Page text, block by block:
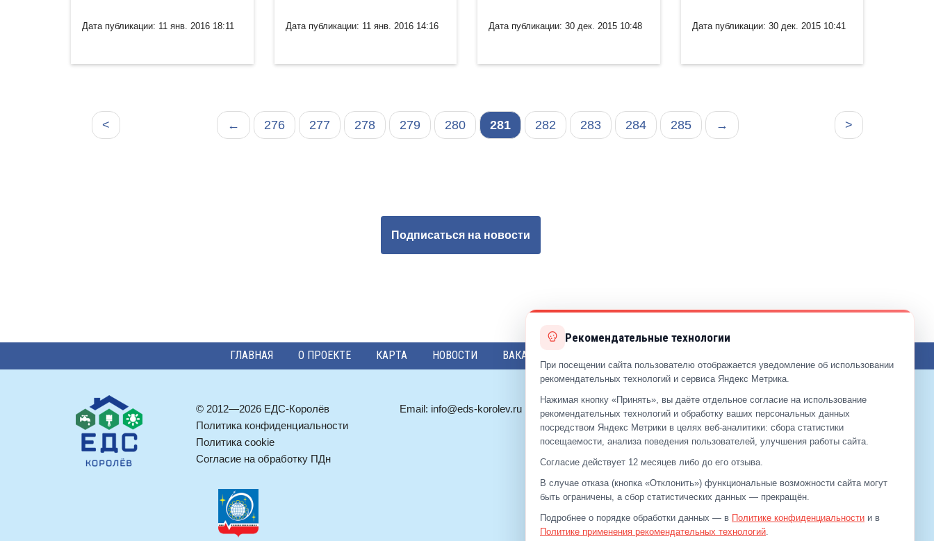
Дата публикации: 11 янв. 2016 18:11 Дата публикации: 11 янв. 2016 14:16 Дата публикации: 30 дек. 2015 10:48 Дата публикации: 30 дек. 2015 10:41
←
< 276 277 278 279 280 281 282 283 284 285 >
→
Подписаться на новости
ГЛАВНАЯ О ПРОЕКТЕ КАРТА НОВОСТИ ВАКАНСИИ
© 2012—2026 ЕДС-Королёв
Политика конфиденциальности
Политика cookie
Согласие на обработку ПДн
Email: info@eds-korolev.ru +7 (499)929-99-99
+7 (495)512-00-11
Рекомендательные технологии
При посещении сайта пользователю отображается уведомление об использовании
рекомендательных технологий и сервиса Яндекс Метрика.
Нажимая кнопку «Принять», вы даёте отдельное согласие на использование
рекомендательных технологий и обработку ваших персональных данных
посредством Яндекс Метрики в целях веб‑аналитики: сбора статистики
посещаемости, анализа поведения пользователей, улучшения работы сайта.
Согласие действует 12 месяцев либо до его отзыва.
В случае отказа (кнопка «Отклонить») функциональные возможности сайта могут
быть ограничены, а сбор статистических данных — прекращён.
Подробнее о порядке обработки данных — в Политике конфиденциальности и в
Политике применения рекомендательных технологий.